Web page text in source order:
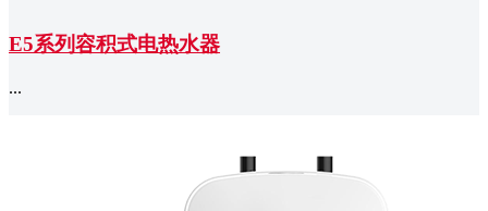
E5系列容积式电热水器
...